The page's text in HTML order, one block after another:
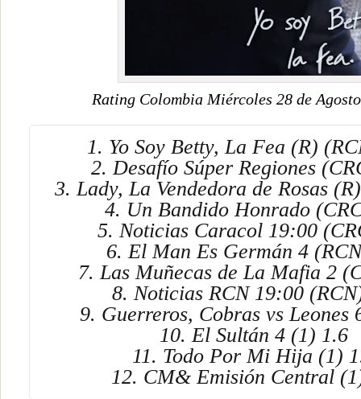
Rating Colombia Miércoles 28 de
1. Yo Soy Betty, La Fea (R)
2. Desafío Súper Regiones
3. Lady, La Vendedora de Rosas
4. Un Bandido Honrado
5. Noticias Caracol 19:00
6. El Man Es Germán 4
7. Las Muñecas de La Mafia 2
8. Noticias RCN 19:00
9. Guerreros, Cobras vs Leones
10. El Sultán 4 (1) 1.6
11. Todo Por Mi Hija (1)
12. CM& Emisión Central